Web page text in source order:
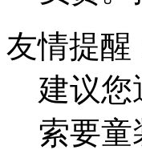
友情提醒
建议您
索要